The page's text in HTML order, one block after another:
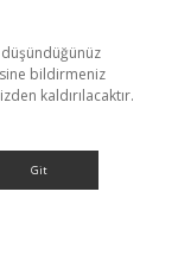
bildirmeniz
kaldırılacaktır.